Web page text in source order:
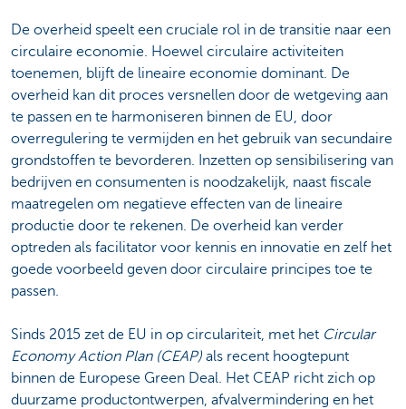
De overheid speelt een cruciale rol in de transitie naar een
circulaire economie. Hoewel circulaire activiteiten
toenemen, blijft de lineaire economie dominant. De
overheid kan dit proces versnellen door de wetgeving aan
te passen en te harmoniseren binnen de EU, door
overregulering te vermijden en het gebruik van secundaire
grondstoffen te bevorderen. Inzetten op sensibilisering van
bedrijven en consumenten is noodzakelijk, naast fiscale
maatregelen om negatieve effecten van de lineaire
productie door te rekenen. De overheid kan verder
optreden als facilitator voor kennis en innovatie en zelf het
goede voorbeeld geven door circulaire principes toe te
passen.
Sinds 2015 zet de EU in op circulariteit, met het Circular
Economy Action Plan (CEAP) als recent hoogtepunt
binnen de Europese Green Deal. Het CEAP richt zich op
duurzame productontwerpen, afvalvermindering en het